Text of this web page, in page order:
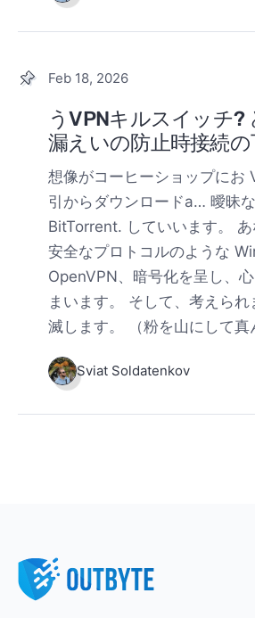
Feb 18, 2026
うVPNキルスイッチ?
漏えいの防止時接続の
想像がコーヒーショップにお
引からダウンロードa… 曖昧
BitTorrent. していいます。
安全なプロトコルのような
OpenVPN、暗号化を呈し、
まいます。 そして、考えら
滅します。 （粉を山にして
Sviat Soldatenkov